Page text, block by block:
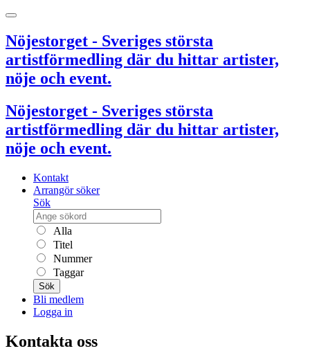
Nöjestorget - Sveriges största
artistförmedling där du hittar artister,
nöje och event.
Nöjestorget - Sveriges största
artistförmedling där du hittar artister,
nöje och event.
Kontakt
Arrangör söker
Sök
Alla
Titel
Nummer
Taggar
Sök
Bli medlem
Logga in
Kontakta oss